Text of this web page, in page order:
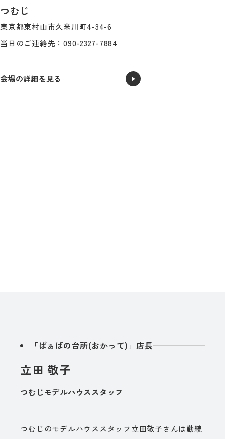
つむじ
東京都東村山市久米川町4-34-6
当日のご連絡先：090-2327-7884
会場の詳細を見る
「ばぁばの台所(おかって)」店長
立田 敬子
つむじモデルハウススタッフ
つむじのモデルハウススタッフ立田敬子さんは勤続